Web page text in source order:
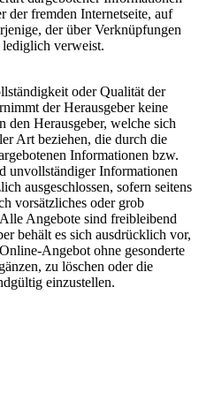
der fremden Internetseite, auf
der über Verknüpfungen
verweist.
oder Qualität der
der Herausgeber keine
den Herausgeber, welche sich
Art beziehen, die durch die
Informationen bzw.
unvollständiger Informationen
ausgeschlossen, sofern seitens
vorsätzliches oder grob
Angebote sind freibleibend
behält es sich ausdrücklich vor,
Angebot ohne gesonderte
zu löschen oder die
einzustellen.